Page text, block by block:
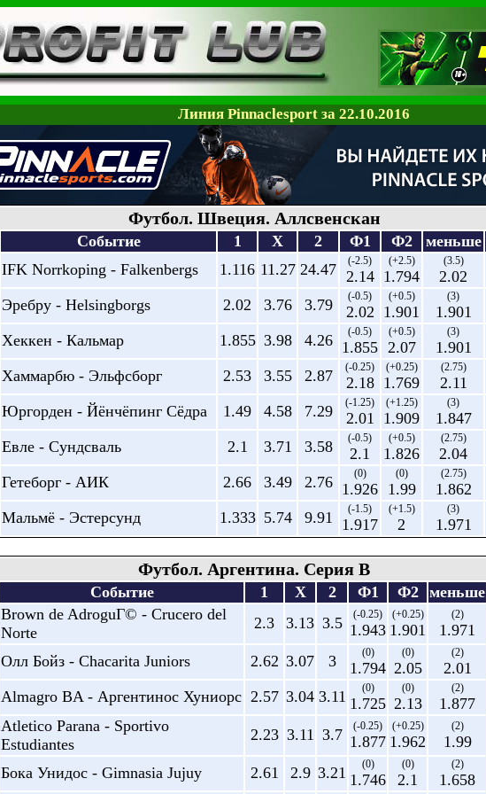
Линия Pinnaclesport за 22.10.2016
Футбол. Швеция. Аллсвенскан
Событие 1 X 2 Ф1 Ф2 меньше
IFK Norrkoping - Falkenbergs 1.116 11.27 24.47 (-2.5)
2.14
(+2.5)
1.794
(3.5)
2.02
Эребру - Helsingborgs 2.02 3.76 3.79 (-0.5)
2.02
(+0.5)
1.901
(3)
1.901
Хеккен - Кальмар 1.855 3.98 4.26 (-0.5)
1.855
(+0.5)
2.07
(3)
1.901
Хаммарбю - Эльфсборг 2.53 3.55 2.87 (-0.25)
2.18
(+0.25)
1.769
(2.75)
2.11
Юргорден - Йёнчёпинг Сёдра 1.49 4.58 7.29 (-1.25)
2.01
(+1.25)
1.909
(3)
1.847
Евле - Сундсваль 2.1 3.71 3.58 (-0.5)
2.1
(+0.5)
1.826
(2.75)
2.04
Гетеборг - АИК 2.66 3.49 2.76 (0)
1.926
(0)
1.99
(2.75)
1.862
Мальмё - Эстерсунд 1.333 5.74 9.91 (-1.5)
1.917
(+1.5)
2
(3)
1.971
Футбол. Аргентина. Серия В
Событие 1 X 2 Ф1 Ф2 меньше
Brown de AdroguГ© - Crucero del
Norte
2.3 3.13 3.5 (-0.25)
1.943
(+0.25)
1.901
(2)
1.971
Олл Бойз - Chacarita Juniors 2.62 3.07 3 (0)
1.794
(0)
2.05
(2)
2.01
Almagro BA - Аргентинос Хуниорс 2.57 3.04 3.11 (0)
1.725
(0)
2.13
(2)
1.877
Atletico Parana - Sportivo
Estudiantes
2.23 3.11 3.7 (-0.25)
1.877
(+0.25)
1.962
(2)
1.99
Бока Унидос - Gimnasia Jujuy 2.61 2.9 3.21 (0)
1.746
(0)
2.1
(2)
1.658